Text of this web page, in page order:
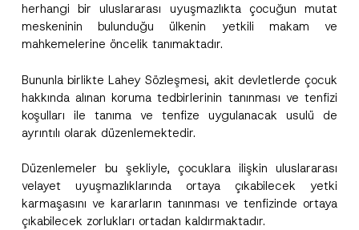
herhangi bir uluslararası uyuşmazlıkta çocuğun mutat
meskeninin bulunduğu ülkenin yetkili makam ve
mahkemelerine öncelik tanımaktadır.
Bununla birlikte Lahey Sözleşmesi, akit devletlerde çocuk
hakkında alınan koruma tedbirlerinin tanınması ve tenfizi
koşulları ile tanıma ve tenfize uygulanacak usulü de
ayrıntılı olarak düzenlemektedir.
Düzenlemeler bu şekliyle, çocuklara ilişkin uluslararası
velayet uyuşmazlıklarında ortaya çıkabilecek yetki
karmaşasını ve kararların tanınması ve tenfizinde ortaya
çıkabilecek zorlukları ortadan kaldırmaktadır.
Ad
*
*
*